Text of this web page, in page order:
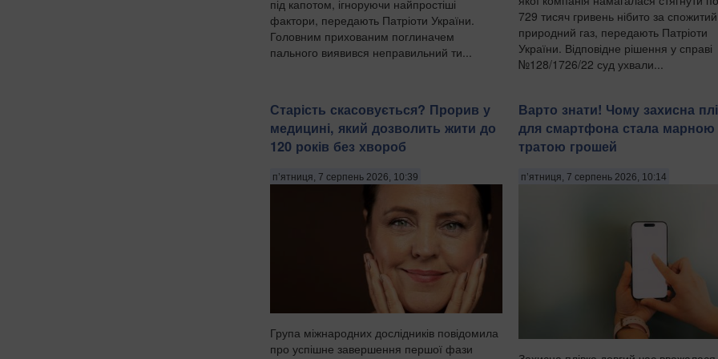
під капотом, ігноруючи найпростіші
фактори, передають Патріоти України.
Головним прихованим поглиначем
пального виявився неправильний ти...
729 тисяч гривень нібито за спожитий
природний газ, передають Патріоти
України. Відповідне рішення у справі
№128/1726/22 суд ухвали...
Старість скасовується? Прорив у
медицині, який дозволить жити до
120 років без хвороб
п’ятниця, 7 серпень 2026, 10:39
Група міжнародних дослідників повідомила
про успішне завершення першої фази
Варто знати! Чому захисна
для смартфона стала марною
тратою грошей
п’ятниця, 7 серпень 2026, 10:14